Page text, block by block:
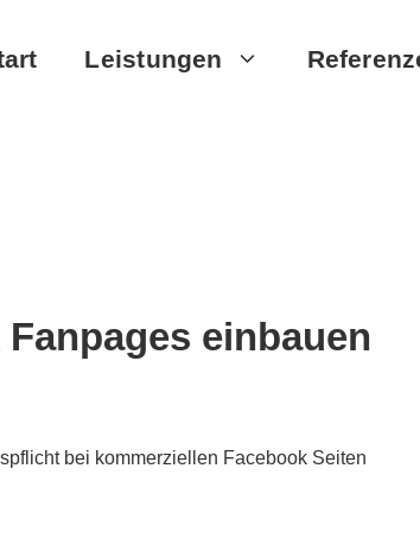
Leistungen
einbauen
bei kommerziellen Facebook Seiten